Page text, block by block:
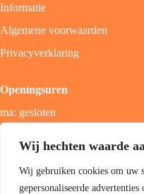
Wij hechten waarde
Wij gebruiken cookies om uw
gepersonaliseerde
Informatie
Algemene voorwaarden
Privacyverklaring
Openingsuren
ma: gesloten
zon; gesloten